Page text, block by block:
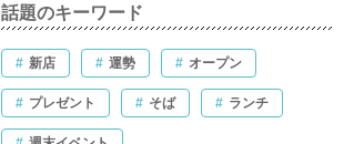
話題のキーワード
# 新店 # 運勢 # オープン
# プレゼント # そば # ランチ